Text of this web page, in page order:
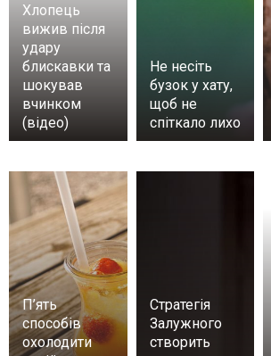
Хлопець
вижив після
удару
блискавки та
шокував
вчинком
(відео)
Не несіть
бузок у хату,
щоб не
спіткало лихо
П’ять
способів
охолодити
Стратегія
Залужного
створить